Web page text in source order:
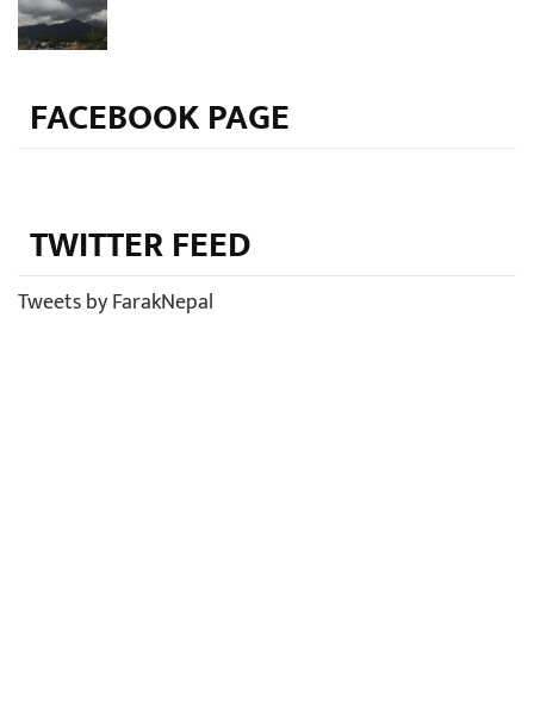
FACEBOOK PAGE
TWITTER FEED
Tweets by FarakNepal